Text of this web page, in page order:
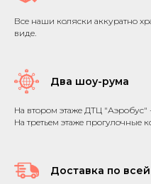
Все наши коляски аккуратно
виде.
Два шоу-рума
На втором этаже ДТЦ "Аэробус"
На третьем этаже прогулочные
Доставка по